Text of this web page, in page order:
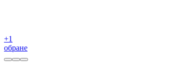
+1
обране